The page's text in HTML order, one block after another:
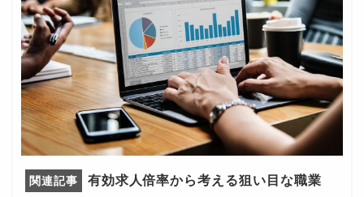
有効求人倍率から考える狙い目な職業